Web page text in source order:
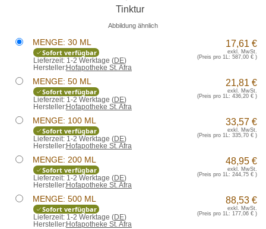
Abbildung ähnlich
MENGE: 30 ML
Sofort verfügbar
Lieferzeit: 1-2 Werktage (DE)
Hersteller:Hofapotheke St. Afra
17,61 €
exkl. MwSt.
(Preis pro 1L: 587,00 €)
MENGE: 50 ML
Sofort verfügbar
Lieferzeit: 1-2 Werktage (DE)
Hersteller:Hofapotheke St. Afra
21,81 €
exkl. MwSt.
(Preis pro 1L: 436,20 €)
MENGE: 100 ML
Sofort verfügbar
Lieferzeit: 1-2 Werktage (DE)
Hersteller:Hofapotheke St. Afra
33,57 €
exkl. MwSt.
(Preis pro 1L: 335,70 €)
MENGE: 200 ML
Sofort verfügbar
Lieferzeit: 1-2 Werktage (DE)
Hersteller:Hofapotheke St. Afra
48,95 €
exkl. MwSt.
(Preis pro 1L: 244,75 €)
MENGE: 500 ML
Sofort verfügbar
Lieferzeit: 1-2 Werktage (DE)
Hersteller:Hofapotheke St. Afra
88,53 €
exkl. MwSt.
(Preis pro 1L: 177,06 €)